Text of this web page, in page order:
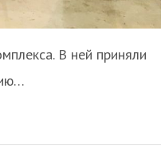
В ней приняли